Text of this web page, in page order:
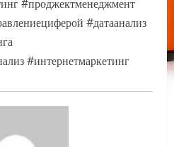
#проджектменеджмент
#датаанализ
#интернетмаркетинг